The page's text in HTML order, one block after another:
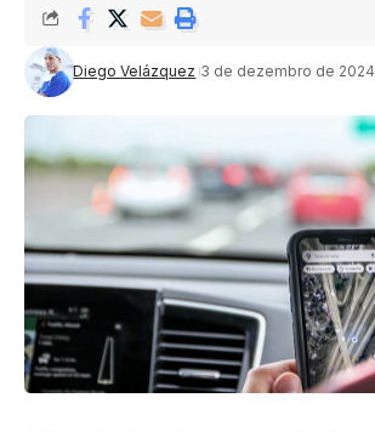
Diego Velázquez 3 de dezembro de 2024